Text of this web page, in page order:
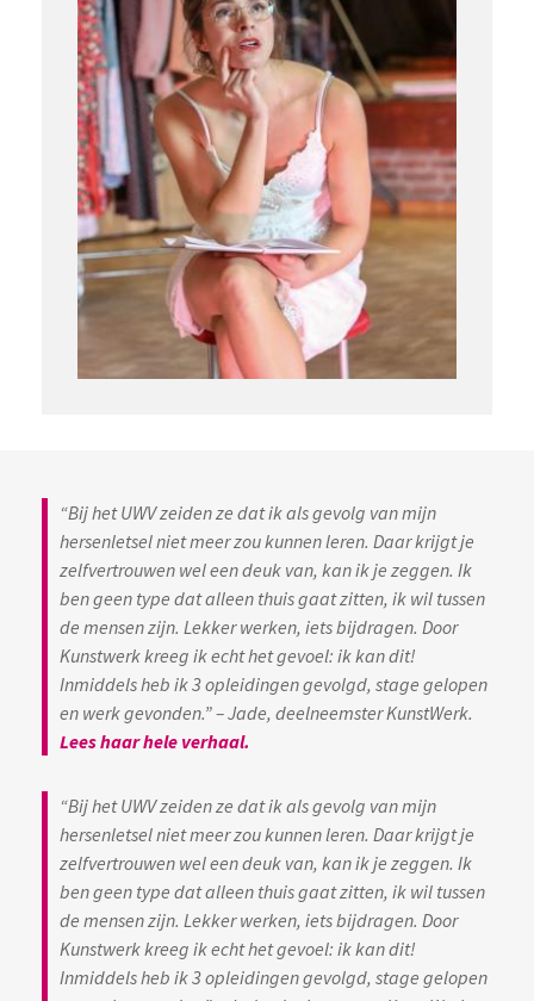
“Bij het UWV zeiden ze dat ik als gevolg van mijn
hersenletsel niet meer zou kunnen leren. Daar krijgt je
zelfvertrouwen wel een deuk van, kan ik je zeggen. Ik
ben geen type dat alleen thuis gaat zitten, ik wil tussen
de mensen zijn. Lekker werken, iets bijdragen. Door
Kunstwerk kreeg ik echt het gevoel: ik kan dit!
Inmiddels heb ik 3 opleidingen gevolgd, stage gelopen
en werk gevonden.” – Jade, deelneemster KunstWerk.
Lees haar hele verhaal.
“Bij het UWV zeiden ze dat ik als gevolg van mijn
hersenletsel niet meer zou kunnen leren. Daar krijgt je
zelfvertrouwen wel een deuk van, kan ik je zeggen. Ik
ben geen type dat alleen thuis gaat zitten, ik wil tussen
de mensen zijn. Lekker werken, iets bijdragen. Door
Kunstwerk kreeg ik echt het gevoel: ik kan dit!
Inmiddels heb ik 3 opleidingen gevolgd, stage gelopen